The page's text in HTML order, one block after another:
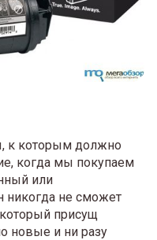
к которым должно
когда мы покупаем
или
никогда не сможет
который присущ
новые и ни разу